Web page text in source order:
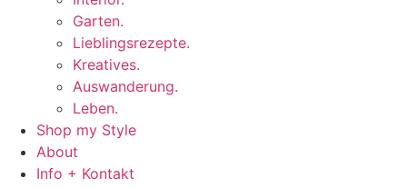
Garten.
Lieblingsrezepte.
Kreatives.
Auswanderung.
Leben.
Shop my Style
About
Info + Kontakt